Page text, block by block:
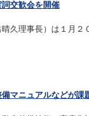
交歓会を開催
久理事長）は１月２
マニュアルなどが課